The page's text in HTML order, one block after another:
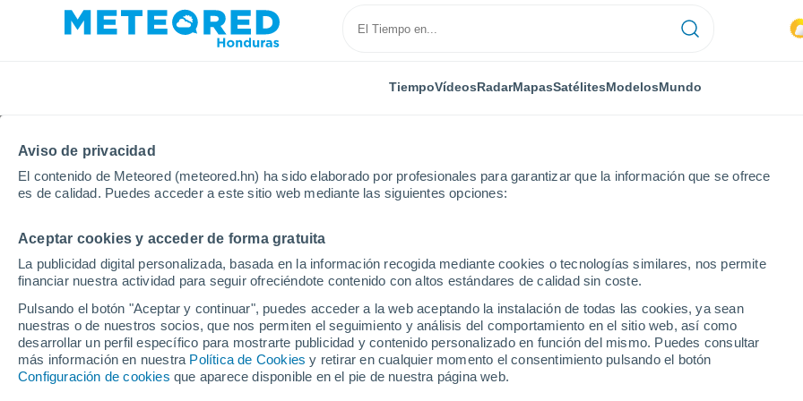
Aviso de privacidad
El contenido de Meteored (meteored.hn) ha sido elaborado por profesionales para garantizar que la información que se ofrece
es de calidad. Puedes acceder a este sitio web mediante las siguientes opciones:
Aceptar cookies y acceder de forma gratuita
La publicidad digital personalizada, basada en la información recogida mediante cookies o tecnologías similares, nos permite
financiar nuestra actividad para seguir ofreciéndote contenido con altos estándares de calidad sin coste.
Pulsando el botón "Aceptar y continuar", puedes acceder a la web aceptando la instalación de todas las cookies, ya sean
nuestras o de nuestros socios, que nos permiten el seguimiento y análisis del comportamiento en el sitio web, así como
desarrollar un perfil específico para mostrarte publicidad y contenido personalizado en función del mismo. Puedes consultar
más información en nuestra Política de Cookies y retirar en cualquier momento el consentimiento pulsando el botón
Configuración de cookies que aparece disponible en el pie de nuestra página web.
TiempoVídeosRadarMapasSatélitesModelosMundo
Inicio Francia Borgoña-Franco Condado
Tiempo en Saona y Loira
Hoy, 7 agosto Todo el día Símbolo